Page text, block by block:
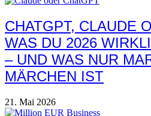
CHATGPT, CLAUDE
WAS DU 2026
– UND WAS NUR
MÄRCHEN IST
21. Mai 2026